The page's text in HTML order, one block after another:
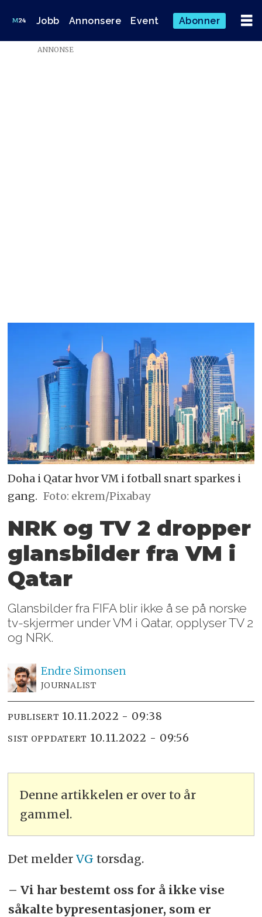
Jobb Annonsere Event Abonner
ANNONSE
Doha i Qatar hvor VM i fotball snart sparkes i
gang. Foto: ekrem/Pixabay
NRK og TV 2 dropper
glansbilder fra VM i
Qatar
Glansbilder fra FIFA blir ikke å se på norske
tv-skjermer under VM i Qatar, opplyser TV 2
og NRK.
Endre Simonsen
JOURNALIST
PUBLISERT 10.11.2022 - 09:38
SIST OPPDATERT 10.11.2022 - 09:56
Denne artikkelen er over to år
gammel.
Det melder VG torsdag.
– Vi har bestemt oss for å ikke vise
såkalte bypresentasjoner, som er